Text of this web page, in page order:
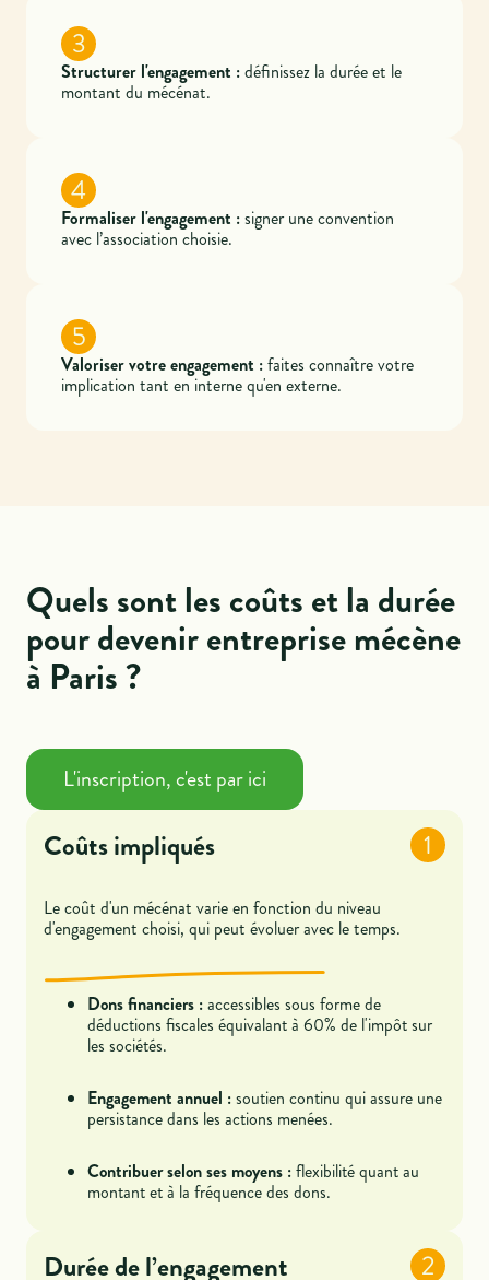
3
Structurer l'engagement :définissez la durée et le
montant du mécénat.
4
Formaliser l'engagement :signer une convention
avec l’association choisie.
5
Valoriser votre engagement :faites connaître votre
implication tant en interne qu'en externe.
Quels sont les coûts et la durée
pour devenir entreprise mécène
à Paris ?
L'inscription, c'est par ici
Coûts impliqués 1
Le coût d'un mécénat varie en fonction du niveau
d'engagement choisi, qui peut évoluer avec le temps.
Dons financiers :accessibles sous forme de
déductions fiscales équivalant à 60% de l'impôt sur
les sociétés.
Engagement annuel :soutien continu qui assure une
persistance dans les actions menées.
Contribuer selon ses moyens :flexibilité quant au
montant et à la fréquence des dons.
Durée de l’engagement 2